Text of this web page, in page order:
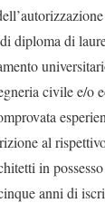
diploma di
civile e/o
al
in
anni di